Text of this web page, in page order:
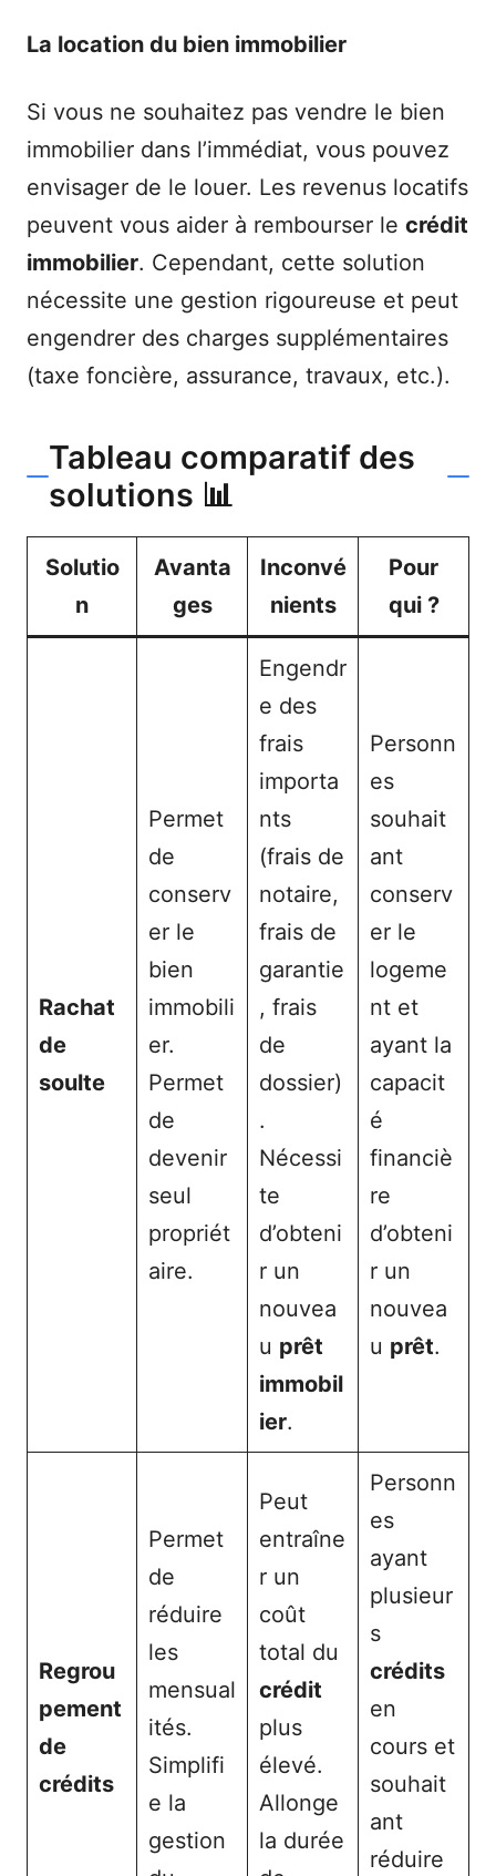
La location du bien immobilier
Si vous ne souhaitez pas vendre le bien
immobilier dans l’immédiat, vous pouvez
envisager de le louer. Les revenus locatifs
peuvent vous aider à rembourser le crédit
immobilier. Cependant, cette solution
nécessite une gestion rigoureuse et peut
engendrer des charges supplémentaires
(taxe foncière, assurance, travaux, etc.).
Tableau comparatif des
solutions 📊
Solutio
n
Avanta
ges
Inconvé
nients
Pour
qui ?
Rachat
de
soulte
Permet
de
conserv
er le
bien
immobili
er.
Permet
de
devenir
seul
propriét
aire.
Engendr
e des
frais
importa
nts
(frais de
notaire,
frais de
garantie
, frais
de
dossier)
.
Nécessi
te
d’obteni
r un
nouvea
u prêt
immobil
ier.
Personn
es
souhait
ant
conserv
er le
logeme
nt et
ayant la
capacit
é
financiè
re
d’obteni
r un
nouvea
u prêt.
Regrou
pement
de
crédits
Permet
de
réduire
les
mensual
ités.
Simplifi
e la
gestion
Peut
entraîne
r un
coût
total du
crédit
plus
élevé.
Allonge
la durée
Personn
es
ayant
plusieur
s
crédits
en
cours et
souhait
ant
réduire